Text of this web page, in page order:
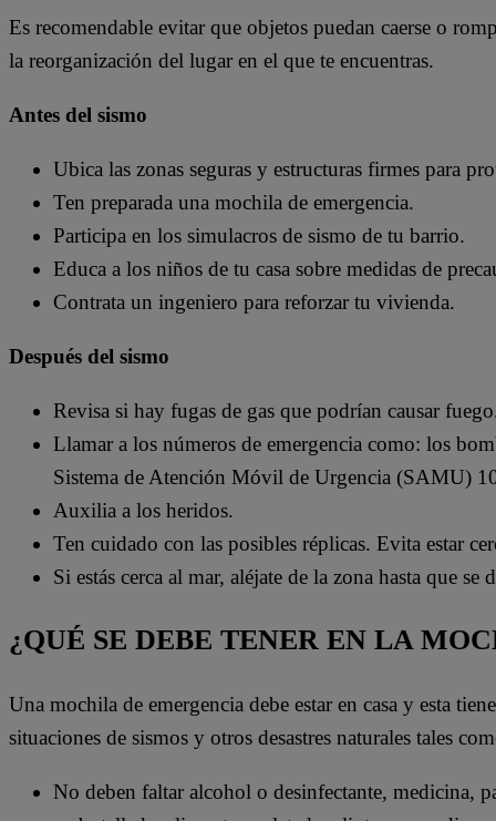
Es recomendable evitar que objetos puedan caerse o
la reorganización del lugar en el que te encuentras.
Antes del sismo
Ubica las zonas seguras y estructuras firmes para
Ten preparada una mochila de emergencia.
Participa en los simulacros de sismo de tu barrio.
Educa a los niños de tu casa sobre medidas de
Contrata un ingeniero para reforzar tu vivienda.
Después del sismo
Revisa si hay fugas de gas que podrían causar
Llamar a los números de emergencia como: los
Sistema de Atención Móvil de Urgencia (SAMU)
Auxilia a los heridos.
Ten cuidado con las posibles réplicas. Evita estar
Si estás cerca al mar, aléjate de la zona hasta que
¿QUÉ SE DEBE TENER EN LA
Una mochila de emergencia debe estar en casa y esta
situaciones de sismos y otros desastres naturales tales
No deben faltar alcohol o desinfectante, medicina,